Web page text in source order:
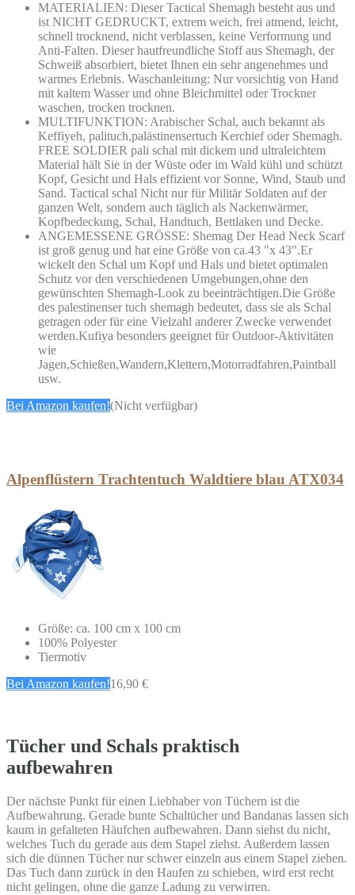
MATERIALIEN: Dieser Tactical Shemagh besteht aus und
ist NICHT GEDRUCKT, extrem weich, frei atmend, leicht,
schnell trocknend, nicht verblassen, keine Verformung und
Anti-Falten. Dieser hautfreundliche Stoff aus Shemagh, der
Schweiß absorbiert, bietet Ihnen ein sehr angenehmes und
warmes Erlebnis. Waschanleitung: Nur vorsichtig von Hand
mit kaltem Wasser und ohne Bleichmittel oder Trockner
waschen, trocken trocknen.
MULTIFUNKTION: Arabischer Schal, auch bekannt als
Keffiyeh, palituch,palästinensertuch Kerchief oder Shemagh.
FREE SOLDIER pali schal mit dickem und ultraleichtem
Material hält Sie in der Wüste oder im Wald kühl und schützt
Kopf, Gesicht und Hals effizient vor Sonne, Wind, Staub und
Sand. Tactical schal Nicht nur für Militär Soldaten auf der
ganzen Welt, sondern auch täglich als Nackenwärmer,
Kopfbedeckung, Schal, Handtuch, Bettlaken und Decke.
ANGEMESSENE GRÖSSE: Shemag Der Head Neck Scarf
ist groß genug und hat eine Größe von ca.43 "x 43".Er
wickelt den Schal um Kopf und Hals und bietet optimalen
Schutz vor den verschiedenen Umgebungen,ohne den
gewünschten Shemagh-Look zu beeinträchtigen.Die Größe
des palestinenser tuch shemagh bedeutet, dass sie als Schal
getragen oder für eine Vielzahl anderer Zwecke verwendet
werden.Kufiya besonders geeignet für Outdoor-Aktivitäten
wie
Jagen,Schießen,Wandern,Klettern,Motorradfahren,Paintball
usw.
Bei Amazon kaufen!(Nicht verfügbar)
Alpenflüstern Trachtentuch Waldtiere blau ATX034
Größe: ca. 100 cm x 100 cm
100% Polyester
Tiermotiv
Bei Amazon kaufen!16,90 €
Tücher und Schals praktisch
aufbewahren
Der nächste Punkt für einen Liebhaber von Tüchern ist die
Aufbewahrung. Gerade bunte Schaltücher und Bandanas lassen sich
kaum in gefalteten Häufchen aufbewahren. Dann siehst du nicht,
welches Tuch du gerade aus dem Stapel ziehst. Außerdem lassen
sich die dünnen Tücher nur schwer einzeln aus einem Stapel ziehen.
Das Tuch dann zurück in den Haufen zu schieben, wird erst recht
nicht gelingen, ohne die ganze Ladung zu verwirren.